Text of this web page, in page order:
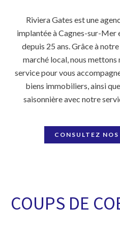
Riviera Gates est une
implantée à Cagnes-sur-Mer
depuis 25 ans. Grâce à
marché local, nous
service pour vous
biens immobiliers, ainsi
saisonnière avec notre
CONSULTEZ
COUPS DE